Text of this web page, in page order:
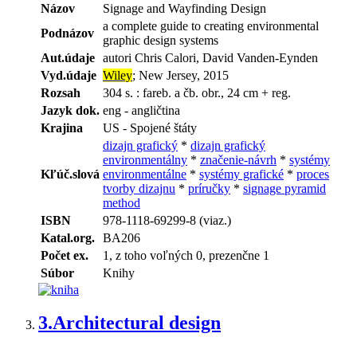
Názov
Signage and Wayfinding Design
Podnázov
a complete guide to creating environmental
graphic design systems
Aut.údaje autori Chris Calori, David Vanden-Eynden
Vyd.údaje Wiley; New Jersey, 2015
Rozsah
304 s. : fareb. a čb. obr., 24 cm + reg.
Jazyk dok. eng - angličtina
Krajina
US - Spojené štáty
Kľúč.slová
dizajn grafický * dizajn grafický
environmentálny * značenie-návrh * systémy
environmentálne * systémy grafické * proces
tvorby dizajnu * príručky * signage pyramid
method
ISBN
978-1118-69299-8 (viaz.)
Katal.org. BA206
Počet ex.
1, z toho voľných 0, prezenčne 1
Súbor
Knihy
3.Architectural design